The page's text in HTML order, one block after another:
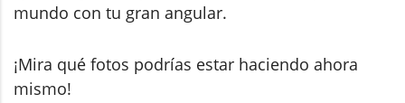
mundo con tu gran angular.
¡Mira qué fotos podrías estar haciendo ahora
mismo!